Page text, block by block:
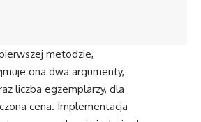
metodzie,
ona dwa argumenty,
liczba egzemplarzy, dla
cena. Implementacja